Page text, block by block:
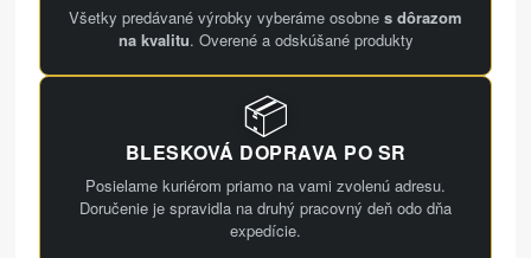
Všetky predávané výrobky vyberáme osobne s dôrazom
na kvalitu. Overené a odskúšané produkty
📦
BLESKOVÁ DOPRAVA PO SR
Posielame kuriérom priamo na vami zvolenú adresu.
Doručenie je spravidla na druhý pracovný deň odo dňa
expedície.